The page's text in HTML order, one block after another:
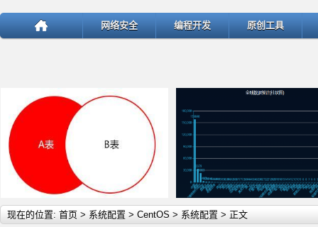
网络安全 编程开发 原创工具
详细内容
现在的位置: 首页 > 系统配置 > CentOS > 系统配置 > 正文